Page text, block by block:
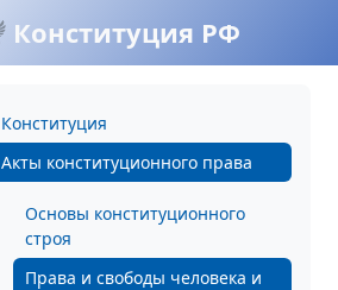
Конституция РФ
Конституция
Акты конституционного права
Основы конституционного
строя
Права и свободы человека и